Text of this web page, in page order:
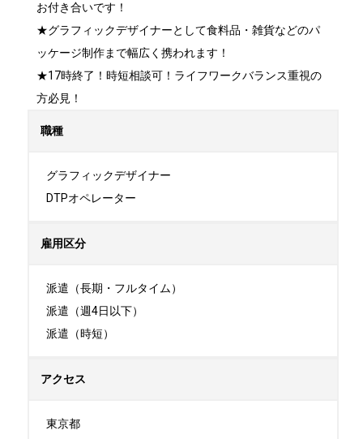
お付き合いです！
★グラフィックデザイナーとして食料品・雑貨などのパ
ッケージ制作まで幅広く携われます！
★17時終了！時短相談可！ライフワークバランス重視の
方必見！
職種
グラフィックデザイナー
DTPオペレーター
雇用区分
派遣（長期・フルタイム）
派遣（週4日以下）
派遣（時短）
アクセス
東京都